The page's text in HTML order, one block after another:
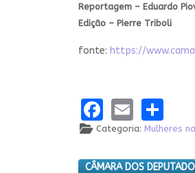
Reportagem – Eduardo
Edição – Pierre Triboli
fonte: https://
Facebook
Email
Categoria: Mulheres
CÂMARA DOS